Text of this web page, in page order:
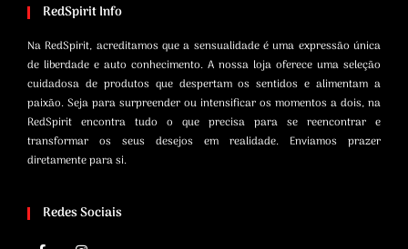
RedSpirit Info
Na RedSpirit, acreditamos que a sensualidade é uma expressão única
de liberdade e auto conhecimento. A nossa loja oferece uma seleção
cuidadosa de produtos que despertam os sentidos e alimentam a
paixão. Seja para surpreender ou intensificar os momentos a dois, na
RedSpirit encontra tudo o que precisa para se reencontrar e
transformar os seus desejos em realidade. Enviamos prazer
diretamente para si.
Redes Sociais